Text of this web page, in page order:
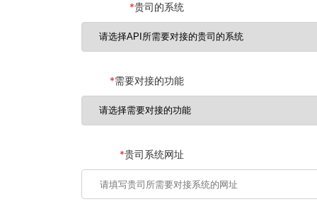
*贵司的系统
*需要对接的功能
*贵司系统网址